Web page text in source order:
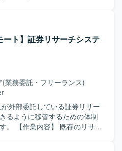
、
、LangGraph、RAG、
、音声認識AIを利用して
負荷軽減と可読性向上を図り
チの保守作業を行います。 ・
【求める人物像】
しながら主体的に改善提案が
・バッチ処理やデータ基盤に
連携しながら業務を進められ
中核部分の改善に携わること
ベース構成やdbtなどモダンな
積むことができます。 【開
・k8sコンテナ基盤 ・
ート】証券リサーチシステ
(業務委託・フリーランス)
外部委託している証券リサー
るように移管するための体制
サー